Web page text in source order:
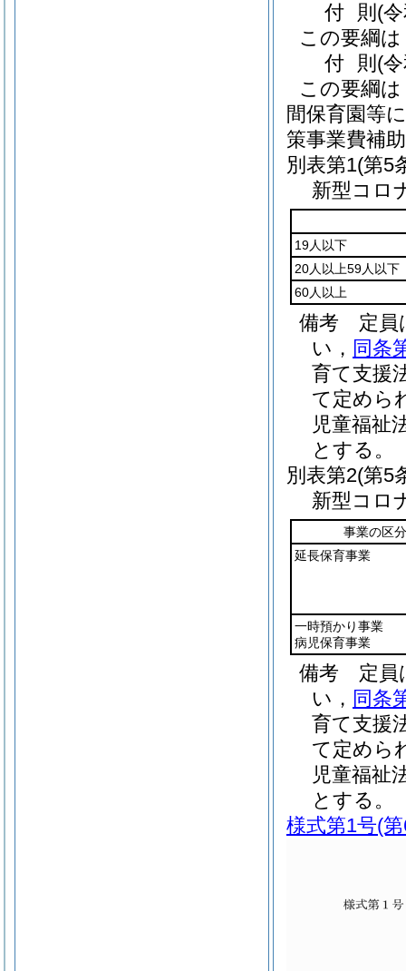
付 則 (
この要綱
付 則 (
この要綱
間保育園等
策事業費補
別表第1(第5
新型コロ
19人以下
20人以上59人以下
60人以上
備考 定員
い， 同条
育て支援
て定めら
児童福祉
とする。
別表第2(第5
新型コロ
事業の区分
延長保育事業
一時預かり事業
病児保育事業
備考 定員
い， 同条
育て支援
て定めら
児童福祉
とする。
様式第1号(